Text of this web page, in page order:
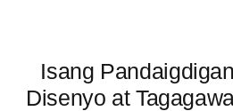
Isang
Disenyo at